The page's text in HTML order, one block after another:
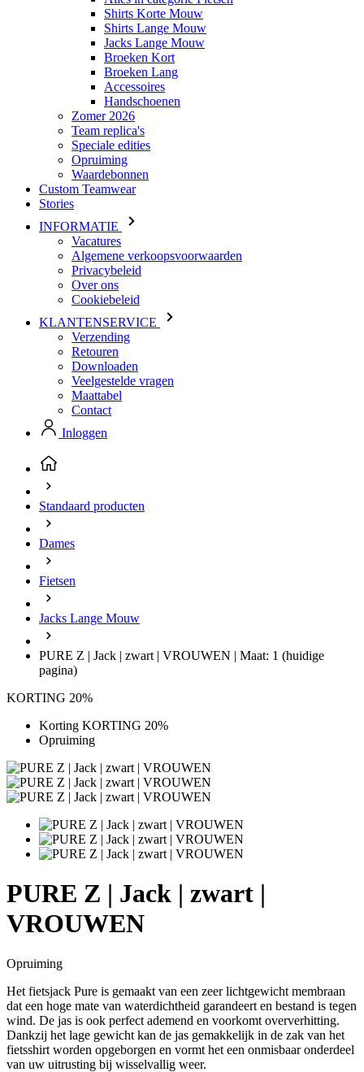
Shirts Korte Mouw
Shirts Lange Mouw
Jacks Lange Mouw
Broeken Kort
Broeken Lang
Accessoires
Handschoenen
Zomer 2026
Team replica's
Speciale edities
Opruiming
Waardebonnen
Custom Teamwear
Stories
INFORMATIE
Vacatures
Algemene verkoopsvoorwaarden
Privacybeleid
Over ons
Cookiebeleid
KLANTENSERVICE
Verzending
Retouren
Downloaden
Veelgestelde vragen
Maattabel
Contact
Inloggen
Standaard producten
Dames
Fietsen
Jacks Lange Mouw
PURE Z | Jack | zwart | VROUWEN | Maat: 1 (huidige
pagina)
KORTING 20%
Korting KORTING 20%
Opruiming
PURE Z | Jack | zwart |
VROUWEN
Opruiming
Het fietsjack Pure is gemaakt van een zeer lichtgewicht membraan
dat een hoge mate van waterdichtheid garandeert en bestand is tegen
wind. De jas is ook perfect ademend en voorkomt oververhitting.
Dankzij het lage gewicht kan de jas gemakkelijk in de zak van het
fietsshirt worden opgeborgen en vormt het een onmisbaar onderdeel
van uw uitrusting bij wisselvallig weer.